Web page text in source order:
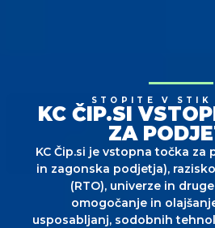
STOPITE V STIK
KC ČIP.SI
ZA
KC Čip.si je vstopna točka za
in zagonska podjetja),
(RTO), univerze in
omogočanje in
usposabljanj, sodobnih